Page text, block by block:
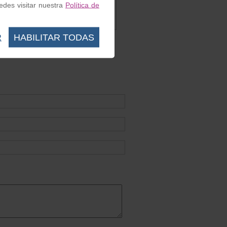
Ref. CABLEBO
visitar nuestra Política de
HABILITAR TODAS